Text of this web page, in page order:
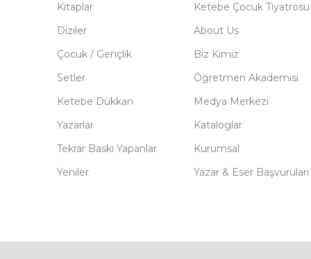
Kitaplar
Diziler
Çocuk / Gençlik
Setler
Ketebe Dükkan
Yazarlar
Tekrar Baskı Yapanlar
Yeniler
Ketebe Çocuk Tiyatrosu
About Us
Biz Kimiz
Öğretmen Akademisi
Medya Merkezi
Kataloglar
Kurumsal
Yazar & Eser Başvuruları